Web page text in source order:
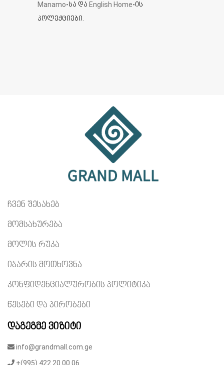
Manamo-სა და English Home-ის
კოლექციები.
ჩვენ შესახებ
მომსახურება
მოლის რუკა
იჯარის მოთხოვნა
კონფიდენციალურობის პოლიტიკა
წესები და პირობები
დაგეგმე ვიზიტი
info@grandmall.com.ge
+(995) 422 20 00 06